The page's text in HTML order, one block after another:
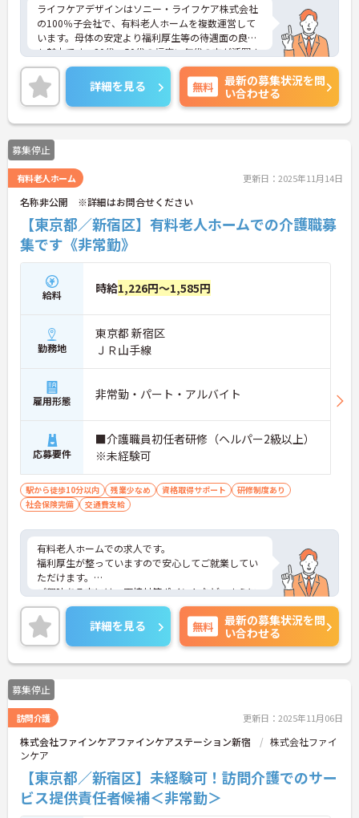
ライフケアデザインはソニー・ライフケア株式会社
の100％子会社で、有料老人ホームを複数運営して
います。母体の安定より福利厚生等の待遇面の良さ
も魅力です。20代～50代の幅広い年代の方が活躍さ
れており、風通しが良く相談もしやすい環境です。
日勤帯、週3日からのご勤務が相談でき、プライベー
トを重視されたい方にもおすすめです♪
ご興味ある方には、面接対策ポイントなど、さらに
詳細をお話しいたしますのでお気軽にご相談くださ
い！
詳細を見る 無料
最新の募集状況を問
い合わせる
募集停止
有料老人ホーム 更新日：2025年11月14日
名称非公開 ※詳細はお問合せください
【東京都／新宿区】有料老人ホームでの介護職募
集です《非常勤》
給料 時給1,226円～1,585円
勤務地
東京都 新宿区
ＪＲ山手線
雇用形態 非常勤・パート・アルバイト
応募要件
■介護職員初任者研修（ヘルパー2級以上）
※未経験可
駅から徒歩10分以内 残業少なめ 資格取得サポート
研修制度あり
社会保険完備
交通費支給
有料老人ホームでの求人です。
福利厚生が整っていますので安心してご就業してい
ただけます。
ご興味ある方には、面接対策ポイントなど、さらに
詳細をお話しいたしますのでお気軽にご相談くださ
い。
詳細を見る 無料
最新の募集状況を問
い合わせる
募集停止
訪問介護 更新日：2025年11月06日
株式会社ファインケアファインケアステーション新宿
株式会社ファイ
ンケア
【東京都／新宿区】未経験可！訪問介護でのサー
ビス提供責任者候補＜非常勤＞